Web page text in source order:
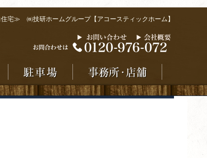
宅≫ ㈱技研ホームグループ【アコースティックホーム】